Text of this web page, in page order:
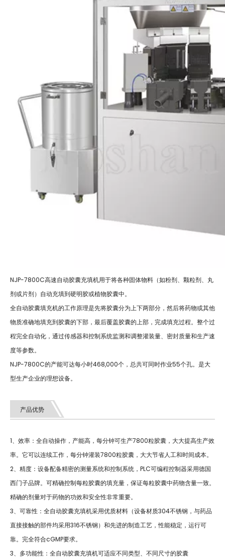
NJP-7800C高速自动胶囊充填机用于将各种固体物料（如粉剂、颗粒剂、丸
剂或片剂）自动充填到硬明胶或植物胶囊中。
全自动胶囊填充机的工作原理是先将胶囊分为上下两部分，然后将药物或其他
物质准确地填充到胶囊的下部，最后覆盖胶囊的上部，完成填充过程。整个过
程完全自动化，通过传感器和控制系统监测和调整灌装量、密封质量和生产速
度等参数。
NJP-7800C的产能可达每小时468,000个，总共可同时作业55个孔。是大
型生产企业的理想设备。
产品优势
1、效率：全自动操作，产能高，每分钟可生产7800粒胶囊，大大提高生产效
率。它可以连续工作，每分钟灌装7800粒胶囊，大大节省人工和时间成本。
2、精度：设备配备精密的测量系统和控制系统，PLC可编程控制器采用德国
西门子品牌。可精确控制每粒胶囊的填充量，保证每粒胶囊中药物含量一致。
精确的剂量对于药物的功效和安全性非常重要。
3、可靠性：全自动胶囊充填机采用优质材料（设备材质304不锈钢，与药品
直接接触的部件均采用316不锈钢）和先进的制造工艺，性能稳定，运行可
靠。完全符合cGMP要求。
3、多功能性：全自动胶囊充填机可适应不同类型、不同尺寸的胶囊